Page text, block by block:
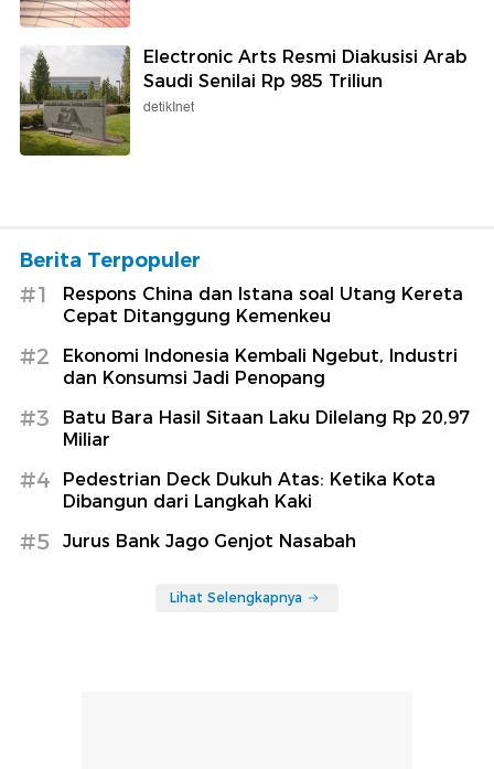
Electronic Arts Resmi Diakusisi Arab
Saudi Senilai Rp 985 Triliun
detikInet
Berita Terpopuler
#1
Respons China dan Istana soal Utang Kereta
Cepat Ditanggung Kemenkeu
#2
Ekonomi Indonesia Kembali Ngebut, Industri
dan Konsumsi Jadi Penopang
#3
Batu Bara Hasil Sitaan Laku Dilelang Rp 20,97
Miliar
#4
Pedestrian Deck Dukuh Atas: Ketika Kota
Dibangun dari Langkah Kaki
#5 Jurus Bank Jago Genjot Nasabah
Lihat Selengkapnya